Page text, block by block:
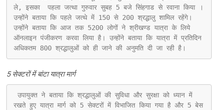
ले, इसका  पहला जत्था गुरुवार सुबह 5 बजे सिंहगाड से रवाना किया ।
उन्होंने बताया कि पहले जत्थे में 150 से 200 श्रद्धालु शामिल रहेंगे।
उन्होंने बताया कि आज तक 5200 लोगों ने श्रीखण्ड यात्रा के लिये
ऑनलाइन पंजीकरण करवा लिया है। उन्होंने बताया कि यात्रा में प्रतिदिन
अधिकतम 800 श्रद्धालुओं को ही जाने की अनुमति दी जा रही है।
5 सेक्टरों में बांटा यात्रा मार्ग
उपायुक्त ने बताया कि श्रद्धालुओं की सुविधा और सुरक्षा को ध्यान में
रखते हुए यात्रा मार्ग को 5 सेक्टरों में विभाजित किया गया है और 5 बेस